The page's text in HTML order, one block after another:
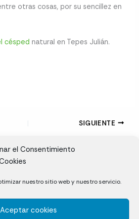
el Consentimiento
nuestro sitio web y nuestro servicio.
Aceptar cookies
otras cosas, por su sencillez en
césped natural en Tepes Julián.
SIGUIENTE